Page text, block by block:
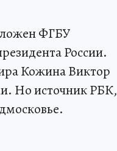
ФГБУ
России.
Кожина Виктор
Но источник РБК,